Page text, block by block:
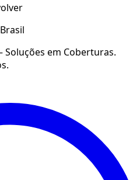
Soluções em Coberturas.